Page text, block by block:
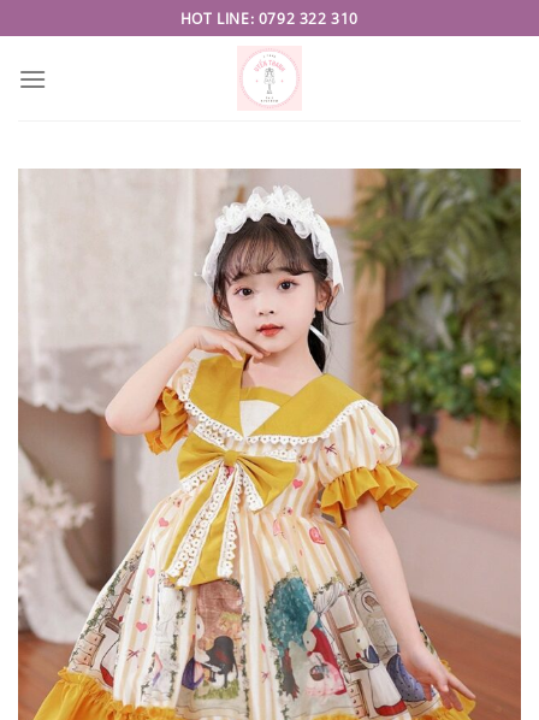
to
content
HOT LINE: 0792 322 310